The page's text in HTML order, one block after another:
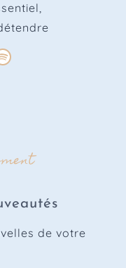
de votre